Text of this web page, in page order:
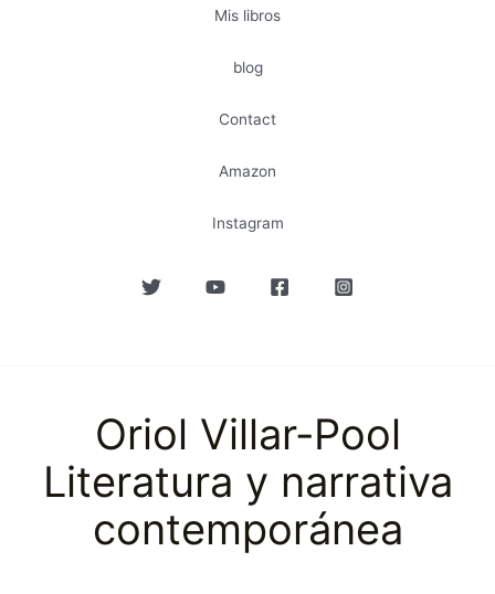
Mis libros
blog
Contact
Amazon
Instagram
Oriol Villar-Pool
Literatura y narrativa
contemporánea